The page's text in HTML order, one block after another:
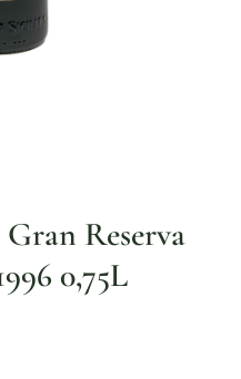
Reserva
0,75L